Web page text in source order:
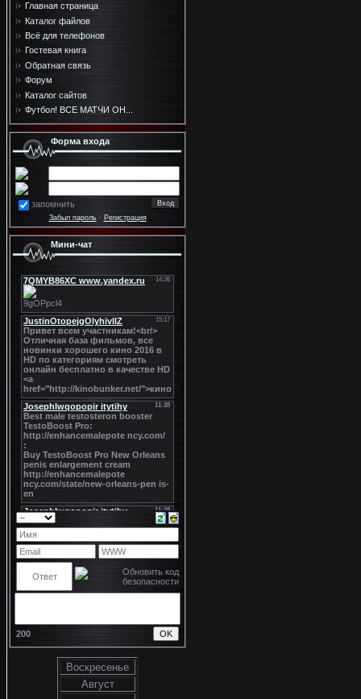
Главная страница
Каталог файлов
Всё для телефонов
Гостевая книга
Обратная связь
Форум
Каталог сайтов
Футбол! ВСЕ МАТЧИ ОН...
Форма входа
запомнить
Забыл пароль· Регистрация
Мини-чат
200
Воскресенье
Август